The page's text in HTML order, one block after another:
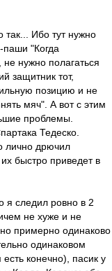
Ибо тут нужно
паши "Когда
нужно полагаться
защитник тот,
позицию и не
мяч". А вот с этим
проблемы.
Тедеско.
лично дрючил
быстро приведет в
следил ровно в 2
не хуже и не
примерно одинаково
одинаковом
конечно), пасик у